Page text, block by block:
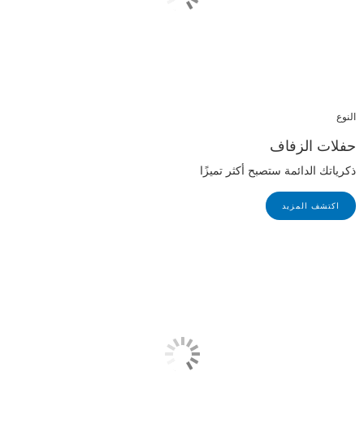
النوع
حفلات الزفاف
ذكرياتك الدائمة ستصبح أكثر تميزًا
اكتشف المزيد